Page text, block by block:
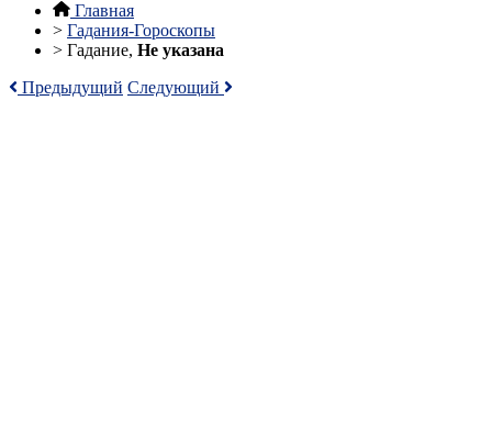
Главная
> Гадания-Гороскопы
> Гадание, Не указана
Предыдущий Следующий